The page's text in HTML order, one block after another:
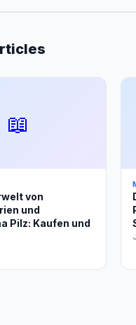
📖
von
und
Pilz: Kaufen und